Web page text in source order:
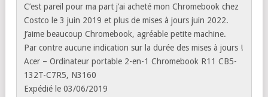
C’est pareil pour ma part j’ai acheté mon Chromebook chez
Costco le 3 juin 2019 et plus de mises à jours juin 2022.
J’aime beaucoup Chromebook, agréable petite machine.
Par contre aucune indication sur la durée des mises à jours !
Acer – Ordinateur portable 2-en-1 Chromebook R11 CB5-
132T-C7R5, N3160
Expédié le 03/06/2019